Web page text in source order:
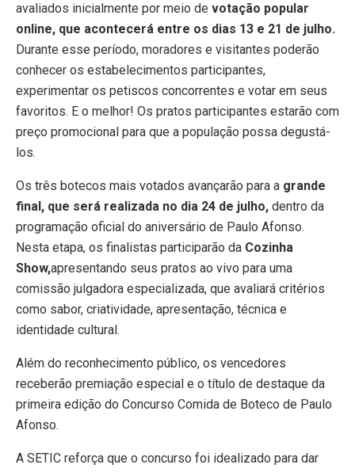
avaliados inicialmente por meio de votação popular
online, que acontecerá entre os dias 13 e 21 de julho.
Durante esse período, moradores e visitantes poderão
conhecer os estabelecimentos participantes,
experimentar os petiscos concorrentes e votar em seus
favoritos. E o melhor! Os pratos participantes estarão com
preço promocional para que a população possa degustá-
los.
Os três botecos mais votados avançarão para a grande
final, que será realizada no dia 24 de julho, dentro da
programação oficial do aniversário de Paulo Afonso.
Nesta etapa, os finalistas participarão da Cozinha
Show,apresentando seus pratos ao vivo para uma
comissão julgadora especializada, que avaliará critérios
como sabor, criatividade, apresentação, técnica e
identidade cultural.
Além do reconhecimento público, os vencedores
receberão premiação especial e o título de destaque da
primeira edição do Concurso Comida de Boteco de Paulo
Afonso.
A SETIC reforça que o concurso foi idealizado para dar